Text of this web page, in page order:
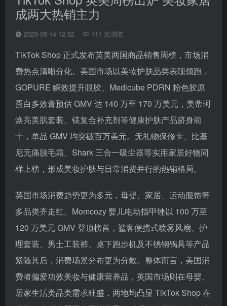
成两大热销主力
2026-05-14 12:52 111 次浏览
TikTok Shop 正式发布英美两国商品销售周榜，市场消
费热点清晰分化。美国市场以美妆护肤品类表现领跑，
GOPURE 瞬效提升眼胶、Medicube PDRN 粉色胶原
蛋白多效膏预估 GMV 达 140 万至 170 万美元，美蒂珂
焕亮美肌套装、镁复合补充剂等健康护肤产品跻身前
十，单品 GMV 均突破百万美元。无礼物保修卡、比基
尼无痛脱毛霜、Shark 三合一吸尘器等实用家居好物同
样上榜，形成美妆护肤与日常消费并行的热销格局。
英国市场消费趋势更为多元，母婴、家居、运动服饰等
多品类齐走红。Momcozy 婴儿电动指甲锉以 100 万至
120 万美元 GMV 登顶榜首，鲨客便携式喷雾风扇、护
理套装、男士工装裤、桌下跑步机及不锈钢锅具等产品
紧随其后，消费场景分布更为分散。整体而言，美国消
费者偏爱功效美妆与健康营养品，英国市场则在母婴、
居家生活类品类需求旺盛，两地均凸显 TikTok Shop 在